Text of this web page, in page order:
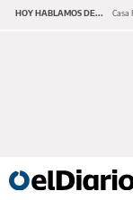
HOY HABLAMOS DE... Casa